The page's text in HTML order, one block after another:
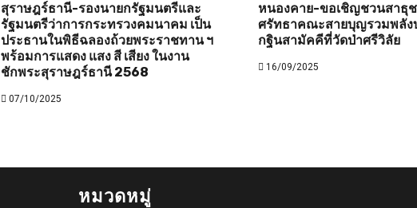
สุราษฎร์ธานี-รองนายกรัฐมนตรีและ
รัฐมนตรีว่าการกระทรวงคมนาคม เป็น
ประธานในพิธีฉลองถ้วยพระราชทาน ฯ
พร้อมการแสดง แสง สี เสียง ในงาน
ชักพระสุราษฎร์ธานี 2568
07/10/2025
หนองคาย-ขอเชิญชวนสาธุ
ศรัทธาคณะสายบุญรวมพลั
กฐินสามัคคีที่วัดป่าศรีวิลัย
16/09/2025
หมวดหมู่